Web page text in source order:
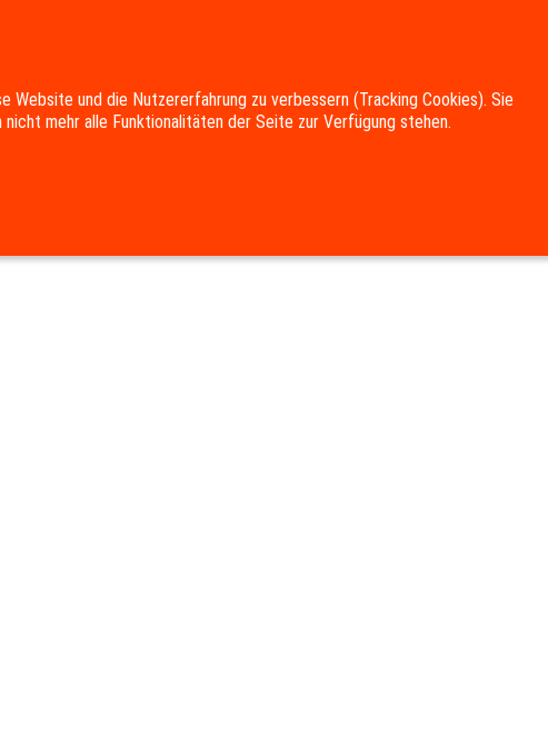
Website und die Nutzererfahrung zu verbessern (Tracking Cookies). Sie
mehr alle Funktionalitäten der Seite zur Verfügung stehen.